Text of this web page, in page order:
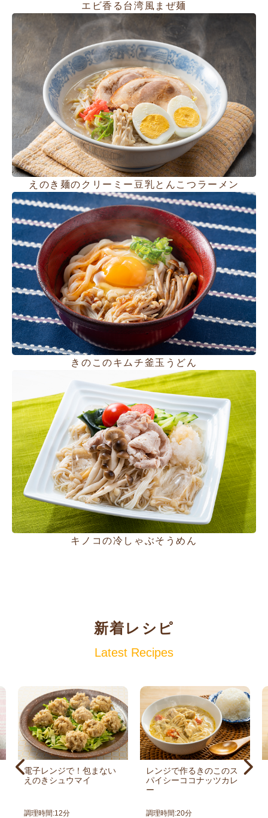
エビ香る台湾風まぜ麺
えのき麺のクリーミー豆乳とんこつラーメン
きのこのキムチ釜玉うどん
キノコの冷しゃぶそうめん
新着レシピ
Latest Recipes
電子レンジで！包まない
えのきシュウマイ
調理時間:12分
レンジで作るきのこのス
パイシーココナッツカレ
ー
調理時間:20分